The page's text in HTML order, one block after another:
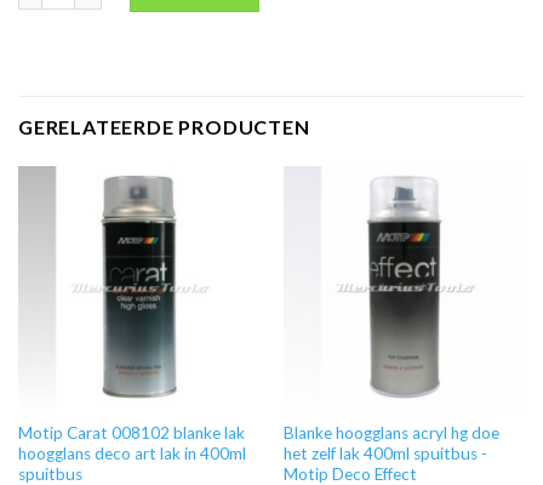
GERELATEERDE PRODUCTEN
Motip Carat 008102 blanke lak
hoogglans deco art lak in 400ml
spuitbus
Blanke hoogglans acryl hg doe
het zelf lak 400ml spuitbus -
Motip Deco Effect